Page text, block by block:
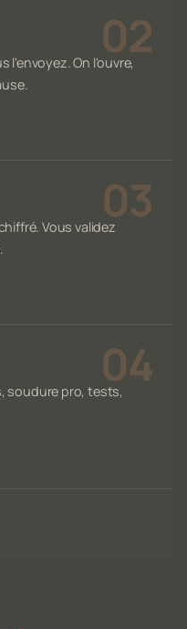
l'envoyez. On l'ouvre,
Vous validez
soudure pro, tests,